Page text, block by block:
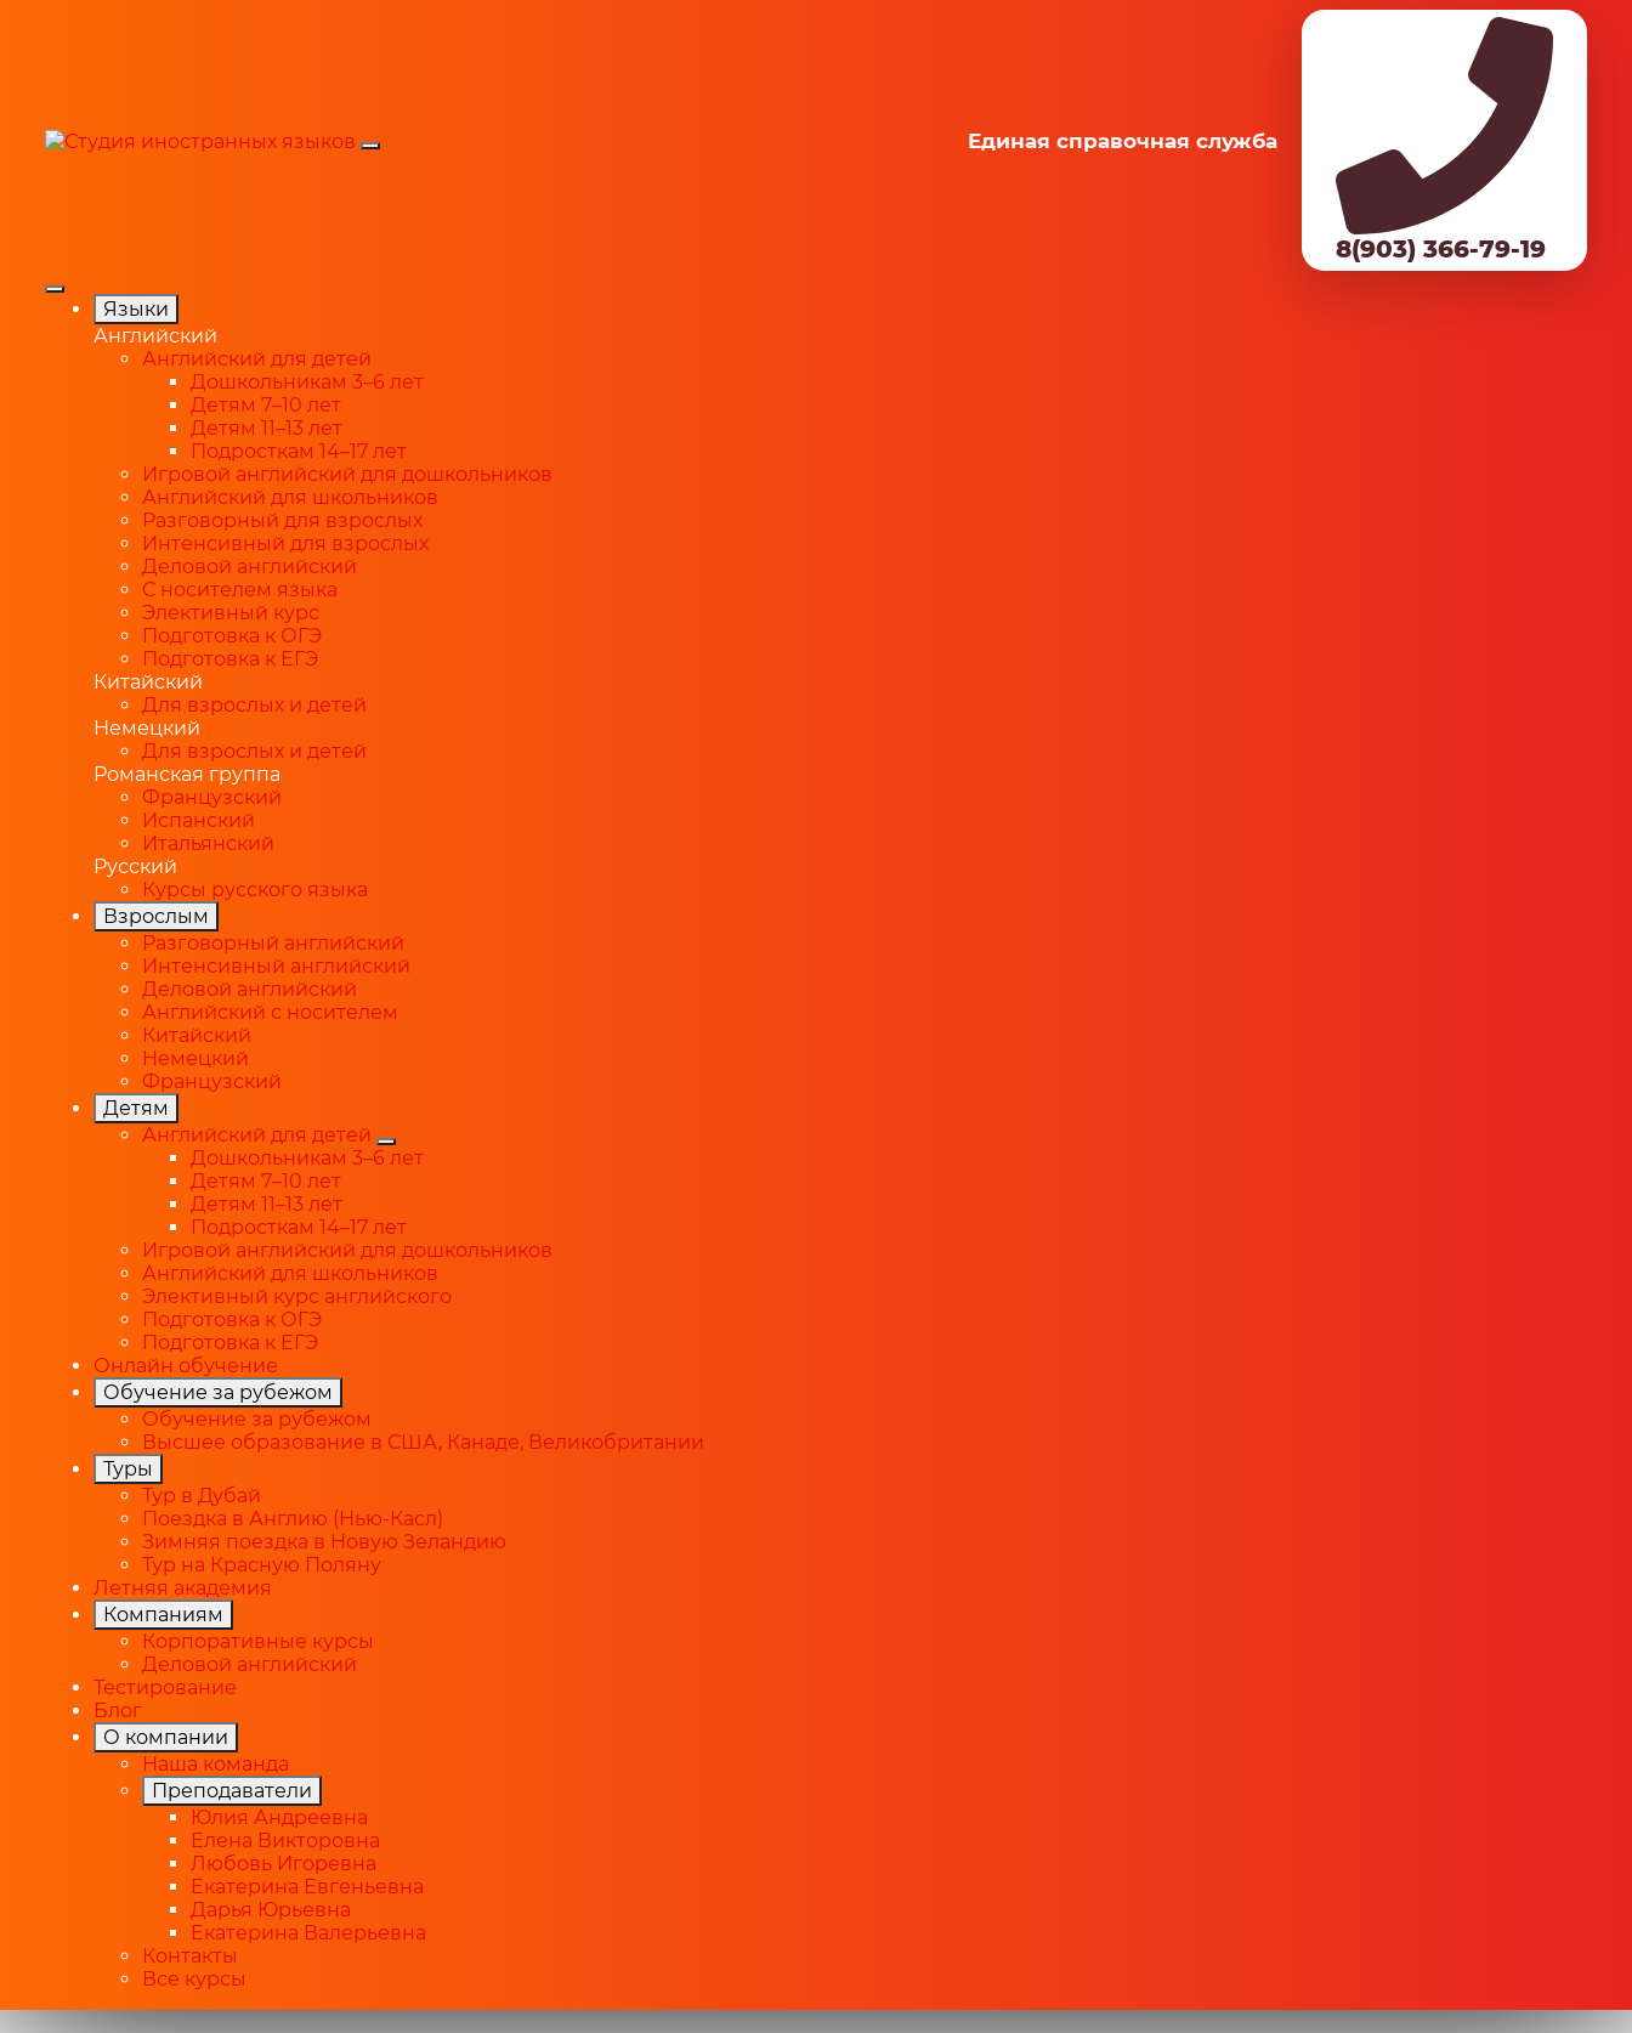
Единая справочная служба
8(903) 366-79-19
Языки
Английский
Английский для детей
Дошкольникам 3–6 лет
Детям 7–10 лет
Детям 11–13 лет
Подросткам 14–17 лет
Игровой английский для дошкольников
Английский для школьников
Разговорный для взрослых
Интенсивный для взрослых
Деловой английский
С носителем языка
Элективный курс
Подготовка к ОГЭ
Подготовка к ЕГЭ
Китайский
Для взрослых и детей
Немецкий
Для взрослых и детей
Романская группа
Французский
Испанский
Итальянский
Русский
Курсы русского языка
Взрослым
Разговорный английский
Интенсивный английский
Деловой английский
Английский с носителем
Китайский
Немецкий
Французский
Детям
Английский для детей
Дошкольникам 3–6 лет
Детям 7–10 лет
Детям 11–13 лет
Подросткам 14–17 лет
Игровой английский для дошкольников
Английский для школьников
Элективный курс английского
Подготовка к ОГЭ
Подготовка к ЕГЭ
Онлайн обучение
Обучение за рубежом
Обучение за рубежом
Высшее образование в США, Канаде, Великобритании
Туры
Тур в Дубай
Поездка в Англию (Нью-Касл)
Зимняя поездка в Новую Зеландию
Тур на Красную Поляну
Летняя академия
Компаниям
Корпоративные курсы
Деловой английский
Тестирование
Блог
О компании
Наша команда
Преподаватели
Юлия Андреевна
Елена Викторовна
Любовь Игоревна
Екатерина Евгеньевна
Дарья Юрьевна
Екатерина Валерьевна
Контакты
Все курсы